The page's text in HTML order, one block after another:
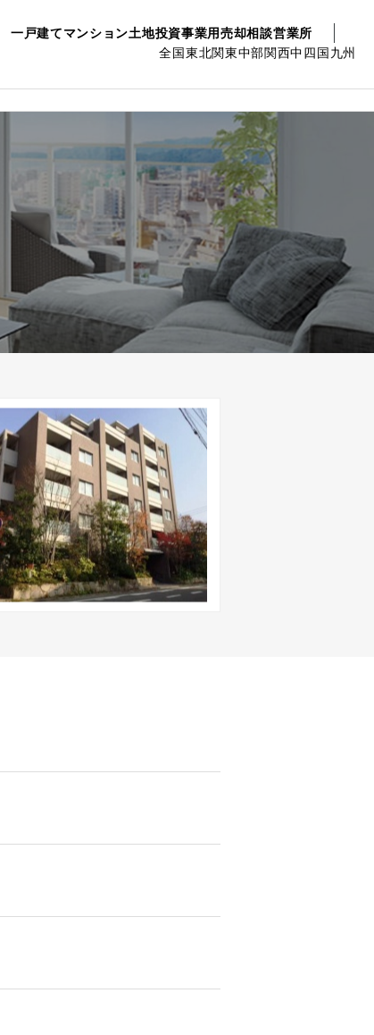
一戸建てマンション土地投資事業用売却相談営業所
全国東北関東中部関西中四国九州